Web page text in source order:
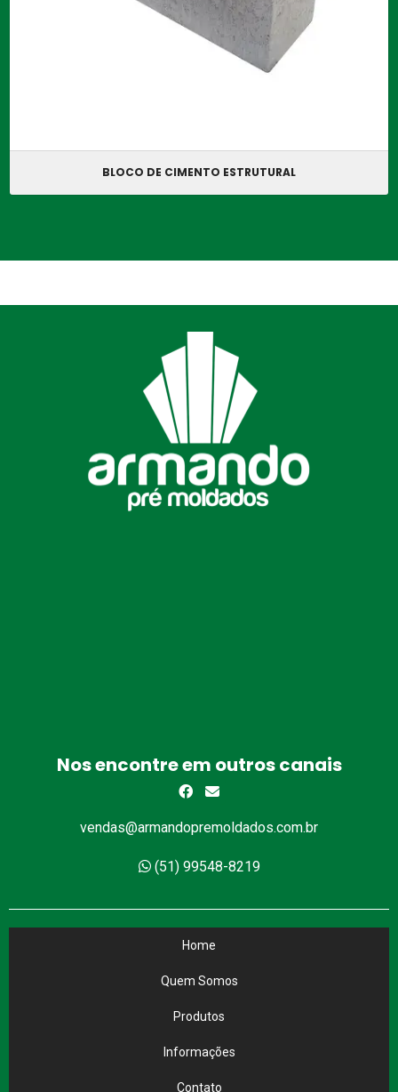
BLOCO DE CIMENTO ESTRUTURAL
Nos encontre em outros canais
vendas@armandopremoldados.com.br
(51) 99548-8219
Home
Quem Somos
Produtos
Informações
Contato